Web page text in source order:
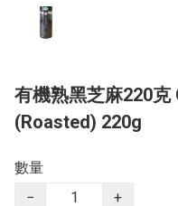
有機熟黑芝麻220
(Roasted) 220g
數量
−
+